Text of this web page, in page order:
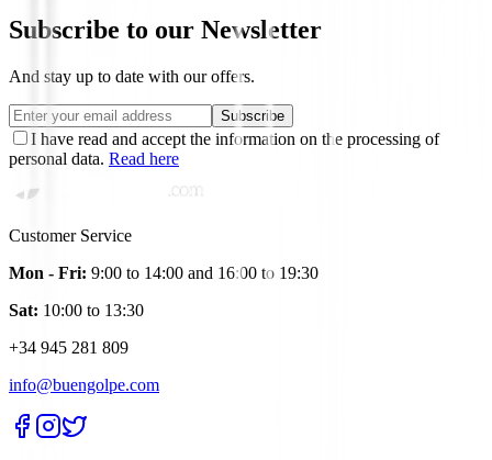
Subscribe to our Newsletter
And stay up to date with our offers.
Subscribe
I have read and accept the information on the processing of
personal data. Read here
Customer Service
Mon - Fri: 9:00 to 14:00 and 16:00 to 19:30
Sat: 10:00 to 13:30
+34 945 281 809
info@buengolpe.com